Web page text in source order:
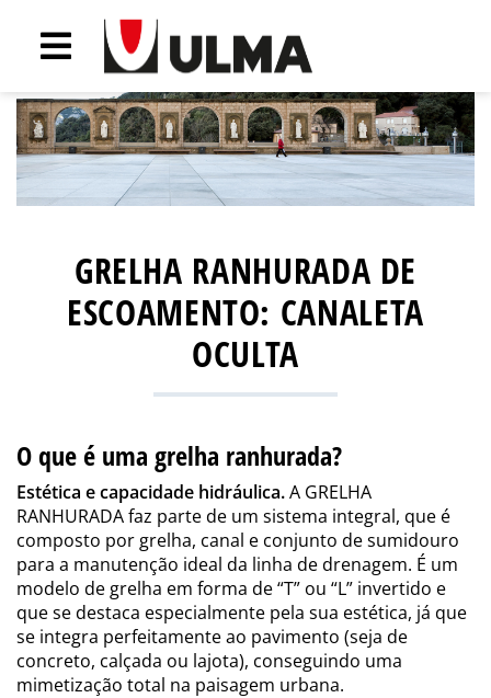
GRELHA RANHURADA DE
ESCOAMENTO: CANALETA
OCULTA
O que é uma grelha ranhurada?
Estética e capacidade hidráulica.A GRELHA
RANHURADA faz parte de um sistema integral, que é
composto por grelha, canal e conjunto de sumidouro
para a manutenção ideal da linha de drenagem. É um
modelo de grelha em forma de “T” ou “L” invertido e
que se destaca especialmente pela sua estética, já que
se integra perfeitamente ao pavimento (seja de
concreto, calçada ou lajota), conseguindo uma
mimetização total na paisagem urbana.